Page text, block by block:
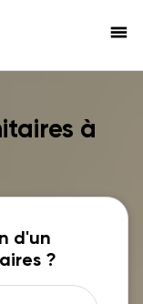
menu
à
d'un
?